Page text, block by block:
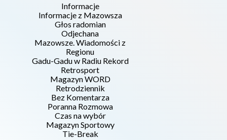
Informacje
Informacje z Mazowsza
Głos radomian
Odjechana
Mazowsze. Wiadomości z
Regionu
Gadu-Gadu w Radiu Rekord
Retrosport
Magazyn WORD
Retrodziennik
Bez Komentarza
Poranna Rozmowa
Czas na wybór
Magazyn Sportowy
Tie-Break